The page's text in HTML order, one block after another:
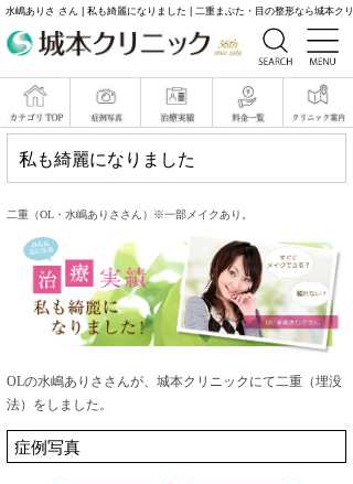
水嶋ありさ さん | 私も綺麗になりました | 二重まぶた・目の整形なら城本クリ
私も綺麗になりました
二重（OL・水嶋ありささん）※一部メイクあり。
OLの水嶋ありささんが、城本クリニックにて二重（埋没
法）をしました。
症例写真